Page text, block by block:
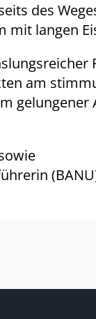
des
mit langen
am